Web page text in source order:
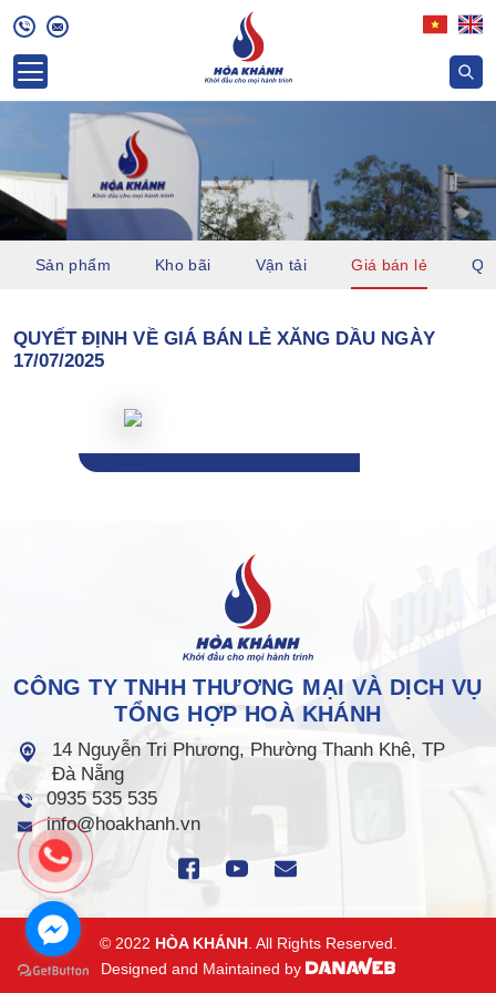
Sản phẩm Kho bãi Vận tải Giá bán lẻ
QUYẾT ĐỊNH VỀ GIÁ BÁN LẺ XĂNG DẦU NGÀY
17/07/2025
CÔNG TY TNHH THƯƠNG MẠI VÀ DỊCH VỤ
TỔNG HỢP HOÀ KHÁNH
14 Nguyễn Tri Phương, Phường Thanh Khê, TP
Đà Nẵng
0935 535 535
info@hoakhanh.vn
© 2022 HÒA KHÁNH. All Rights Reserved.
Designed and Maintained by